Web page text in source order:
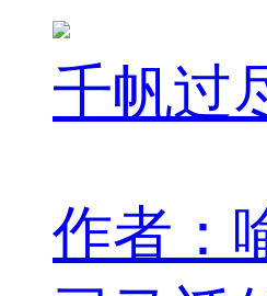
千帆过
作者：